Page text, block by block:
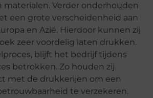
Verder onderhouden
een grote verscheidenheid aan
en Azië. Hierdoor kunnen zij
zeer voordelig laten drukken.
blijft het bedrijf tijdens
betrokken. Zo houden zij
met de drukkerijen om een
te verzekeren.